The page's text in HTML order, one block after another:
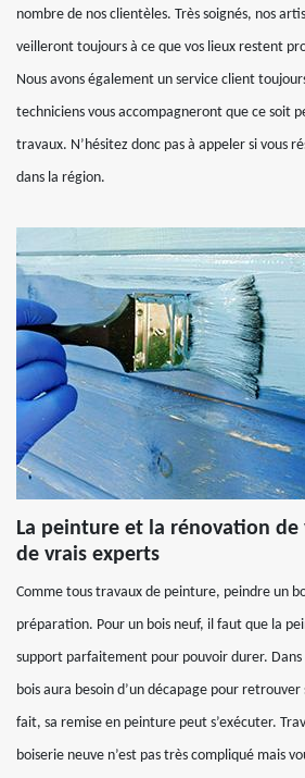
nombre de nos clientèles. Très soignés, nos
veilleront toujours à ce que vos lieux restent
Nous avons également un service client
techniciens vous accompagneront que ce soit
travaux. N’hésitez donc pas à appeler si vous
dans la région.
La peinture et la rénovation de
de vrais experts
Comme tous travaux de peinture, peindre un
préparation. Pour un bois neuf, il faut que la
support parfaitement pour pouvoir durer.
bois aura besoin d’un décapage pour retrouver
fait, sa remise en peinture peut s’exécuter.
boiserie neuve n’est pas très compliqué mais